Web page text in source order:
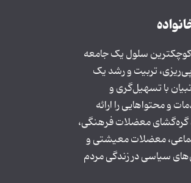
کوچکترین سلول یک جامعه
تربیت و رشد یک
با تسهیل‌گری و
و محتواهایی را ارائه
گره‌گشای معضلات فرهنگی،
معضلات معیشتی و
سیاسی در زندگی مردم